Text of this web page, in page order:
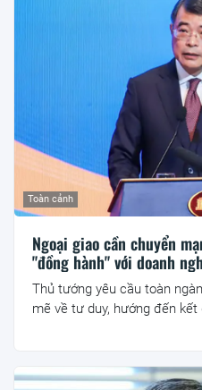
Ngoại giao cần chuyển
"đồng hành" với doanh
Toàn cảnh
Thủ tướng yêu cầu toàn
mẽ về tư duy, hướng đến